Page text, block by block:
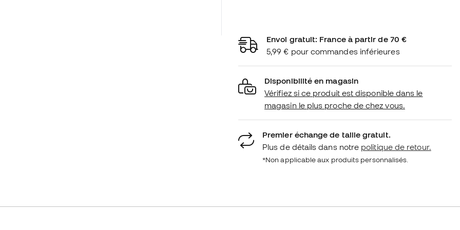
Envoi gratuit: France à partir de 70 €
5,99 € pour commandes inférieures
Disponibilité en magasin
Vérifiez si ce produit est disponible dans le
magasin le plus proche de chez vous.
Premier échange de taille gratuit.
Plus de détails dans notre politique de retour.
*Non applicable aux produits personnalisés.